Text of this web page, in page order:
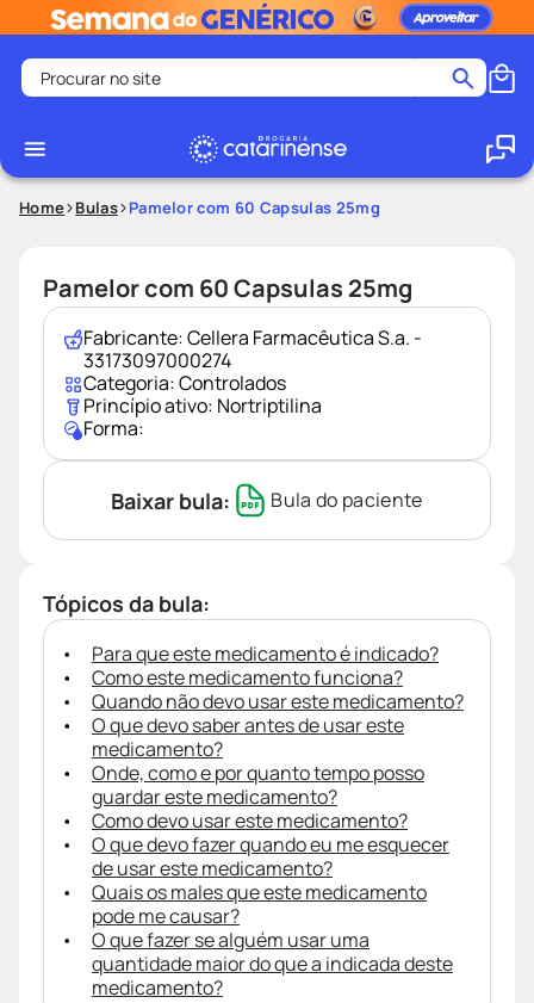
Procurar no site
1
2º
medley
4º
tadalafila
5º
ozivy
lenço umedecido
protetor solar
desodorante
9º
fralda pampers
teste gravidez
Home Bulas Pamelor com 60 Capsulas 25mg
Pamelor com 60 Capsulas 25mg
Fabricante:Cellera Farmacêutica S.a. -
33173097000274
Categoria:Controlados
Princípio ativo: Nortriptilina
Forma:
Baixar bula: Bula do paciente
Tópicos da bula:
Para que este medicamento é indicado?
Como este medicamento funciona?
Quando não devo usar este medicamento?
O que devo saber antes de usar este
medicamento?
Onde, como e por quanto tempo posso
guardar este medicamento?
Como devo usar este medicamento?
O que devo fazer quando eu me esquecer
de usar este medicamento?
Quais os males que este medicamento
pode me causar?
O que fazer se alguém usar uma
quantidade maior do que a indicada deste
medicamento?